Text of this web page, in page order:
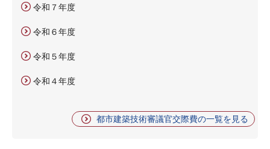
令和７年度
令和６年度
令和５年度
令和４年度
都市建築技術審議官交際費の一覧を見る